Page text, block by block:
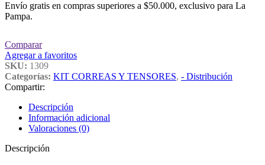
Envío gratis en compras superiores a $50.000, exclusivo para La
Pampa.
Comparar
Agregar a favoritos
SKU: 1309
Categorías: KIT CORREAS Y TENSORES, - Distribución
Compartir:
Descripción
Información adicional
Valoraciones (0)
Descripción